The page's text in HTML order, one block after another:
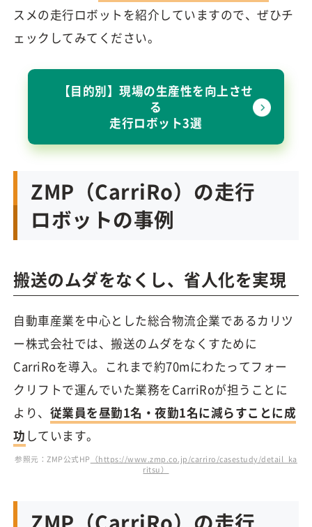
スメの走行ロボットを紹介していますので、ぜひチ
ェックしてみてください。
【目的別】現場の生産性を向上させ
る
走行ロボット3選
ZMP（CarriRo）の走行
ロボットの事例
搬送のムダをなくし、省人化を実現
自動車産業を中心とした総合物流企業であるカリツ
ー株式会社では、搬送のムダをなくすために
CarriRoを導入。これまで約70mにわたってフォー
クリフトで運んでいた業務をCarriRoが担うことに
より、 従業員を昼勤1名・夜勤1名に減らすことに成
功 しています。
参照元：ZMP公式HP （https://www.zmp.co.jp/carriro/casestudy/detail_ka
ritsu）